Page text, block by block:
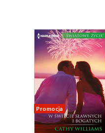
Promocja